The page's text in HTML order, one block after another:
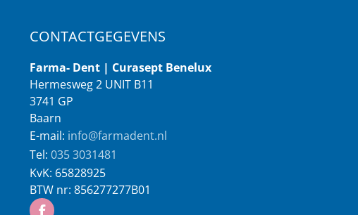
CONTACTGEGEVENS
Farma- Dent | Curasept Benelux
Hermesweg 2 UNIT B11
3741 GP
Baarn
E-mail: info@farmadent.nl
Tel: 035 3031481
KvK: 65828925
BTW nr: 856277277B01